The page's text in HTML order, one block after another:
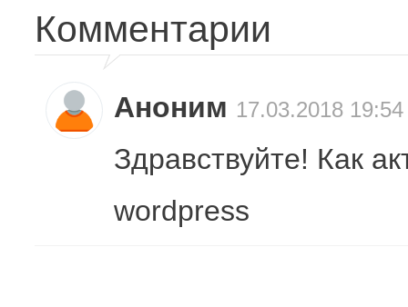
Комментарии
Аноним 17.03.2018 19:54
Здравствуйте! Как
wordpress